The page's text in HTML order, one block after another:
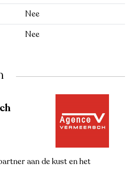
Nee
Nee
aan de kust en het